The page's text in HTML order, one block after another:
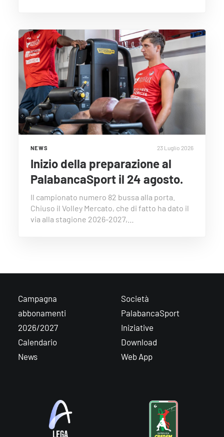
NEWS 23 Luglio 2026
Inizio della preparazione al
PalabancaSport il 24 agosto.
Il campionato numero 82 bussa alla porta.
Chiuso il Volley Mercato, che di fatto ha dato il
via alla stagione 2026-2027,…
Campagna
abbonamenti
2026/2027
Calendario
News
Società
PalabancaSport
Iniziative
Download
Web App